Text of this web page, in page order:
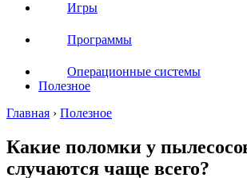
Игры
Программы
Операционные системы
Полезное
Главная › Полезное
Какие поломки у
случаются чаще всего?